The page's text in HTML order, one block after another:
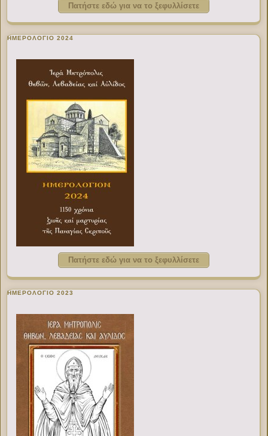
Πατήστε εδώ για να το ξεφυλλίσετε
ΗΜΕΡΟΛΟΓΙΟ 2024
Πατήστε εδώ για να το ξεφυλλίσετε
ΗΜΕΡΟΛΟΓΙΟ 2023